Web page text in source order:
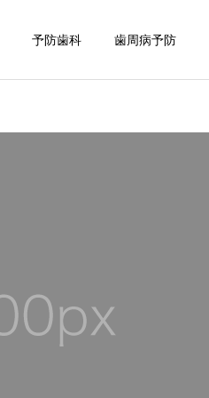
予防歯科 歯周病予防